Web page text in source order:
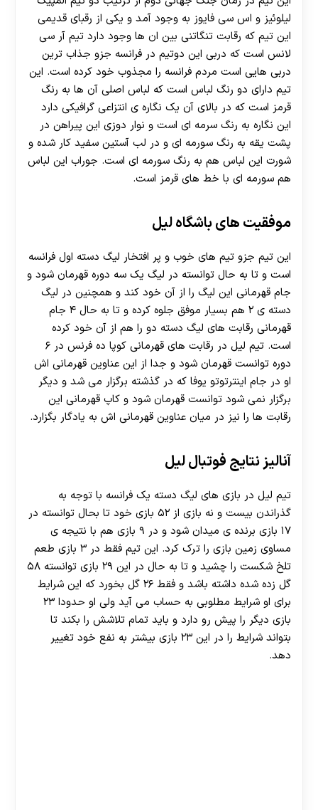
لیلوئیز و اس سی فایوز به وجود آمد و یکی از رقبای قدیمی
این تیم که رقابت تنگاتنی بین ان ها وجود دارد تیم آر سی
لانس است که دربی این دوتیم در فرانسه جزو جذاب ترین
دربی هایی است مردم فرانسه را مجذوب خود کرده است. این
تیم دارای دو رنگ لباس است که لباس اصلی آن ها به رنگ
قرمز است که در بالای آن یک نگاره ی انتزاعی گرافیکی دارد
این نگاره به رنگ سرمه ای است و نوار دوزی این پیراهن در
پشت یقه به رنگ سورمه ای و در لب آستین سفید کار شده و
شورت این لباس هم به رنگ سورمه ای است. جوراب این لباس
هم سورمه ای با خط های قرمز است.
موفقیت های باشگاه لیل
این تیم جزو تیم های خوب و پر افتخار لیگ دسته اول فرانسه
است و تا به حال توانسته در لیگ یک سه دوره قهرمان شود و
جام قهرمانی این لیگ را از آن خود کند و همچنین در لیگ
دسته ی ۲ هم بسیار موفق جلوه کرده و تا به حال ۴ جام
قهرمانی رقابت های لیگ دسته دو را هم از آن خود کرده
است. تیم لیل در رقابت های قهرمانی کوپا ده فرنس در ۶
دوره توانست قهرمان شود و جدا از این عناوین قهرمانی اش
او در جام اینترتوتو یوفا که در گذشته برگزار می شد و دیگر
برگزار نمی شود توانست قهرمان شود و کاپ قهرمانی این
رقابت ها را نیز در میان عناوین قهرمانی اش به یادگار بگزارد.
آنالیز نتایج فوتبال لیل
تیم لیل در بازی های لیگ دسته یک فرانسه با توجه به
گذراندن بیست و نه بازی از ۵۲ بازی خود تا بحال توانسته در
۱۷ بازی برنده ی میدان شود و در ۹ بازی هم با نتیجه ی
مساوی زمین بازی را ترک کرد. این تیم فقط در ۳ بازی طعم
تلخ شکست را چشید و تا به حال در این ۲۹ بازی توانسته ۵۸
گل زده شده داشته باشد و فقط ۲۶ گل بخورد که این شرایط
برای او شرایط مطلوبی به حساب می آید ولی او حدودا ۲۳
بازی دیگر را پیش رو دارد و باید تمام تلاشش را بکند تا
بتواند شرایط را در این ۲۳ بازی بیشتر به نفع خود تغییر
دهد.